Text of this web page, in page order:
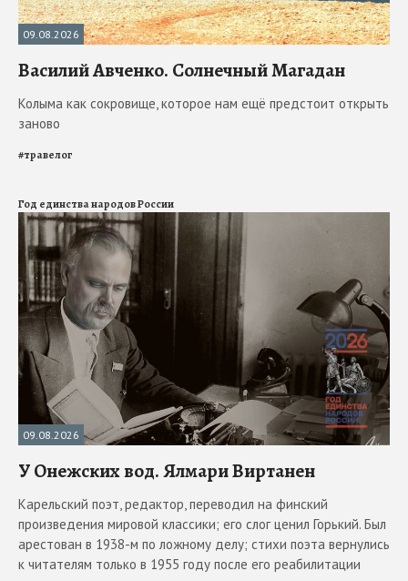
09.08.2026
Василий Авченко. Солнечный Магадан
Колыма как сокровище, которое нам ещё предстоит открыть
заново
#травелог
Год единства народов России
09.08.2026
У Онежских вод. Ялмари Виртанен
Карельский поэт, редактор, переводил на финский
произведения мировой классики; его слог ценил Горький. Был
арестован в 1938-м по ложному делу; стихи поэта вернулись
к читателям только в 1955 году после его реабилитации